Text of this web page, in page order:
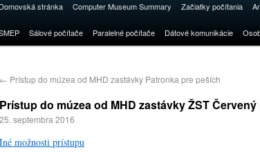
Domovská stránka Computer Museum Summary Začiatky počítania
Sálové počítače Paralelné počítače Dátové komunikácie
← Prístup do múzea od MHD zastávky Patronka pre peších
Prístup do múzea od MHD zastávky ŽST
25. septembra 2016
Iné možnosti prístupu